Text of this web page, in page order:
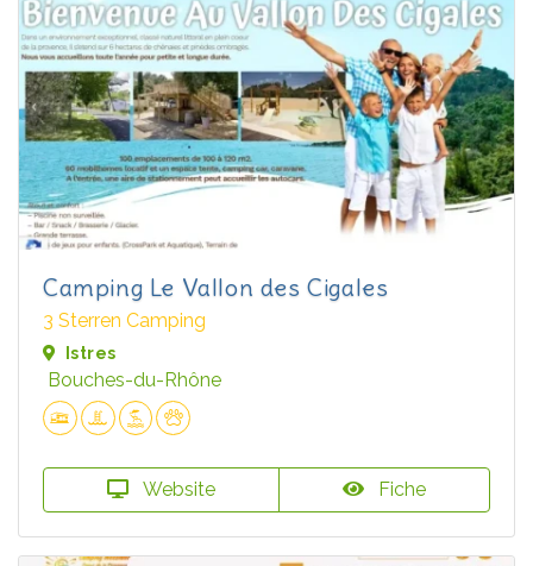
Camping Le Vallon des Cigales
3 Sterren Camping
Istres
Bouches-du-Rhône
Website Fiche